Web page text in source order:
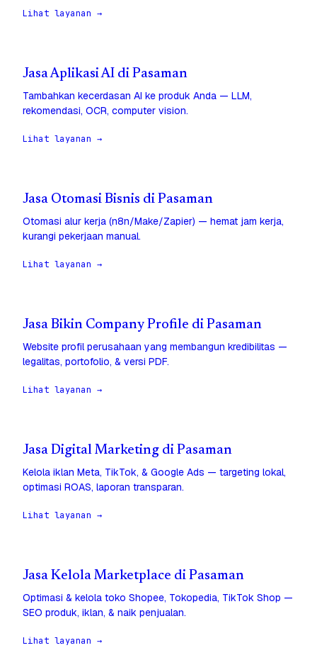
Lihat layanan →
Jasa Aplikasi AI di Pasaman
Tambahkan kecerdasan AI ke produk Anda — LLM,
rekomendasi, OCR, computer vision.
Lihat layanan →
Jasa Otomasi Bisnis di Pasaman
Otomasi alur kerja (n8n/Make/Zapier) — hemat jam kerja,
kurangi pekerjaan manual.
Lihat layanan →
Jasa Bikin Company Profile di Pasaman
Website profil perusahaan yang membangun kredibilitas —
legalitas, portofolio, & versi PDF.
Lihat layanan →
Jasa Digital Marketing di Pasaman
Kelola iklan Meta, TikTok, & Google Ads — targeting lokal,
optimasi ROAS, laporan transparan.
Lihat layanan →
Jasa Kelola Marketplace di Pasaman
Optimasi & kelola toko Shopee, Tokopedia, TikTok Shop —
SEO produk, iklan, & naik penjualan.
Lihat layanan →